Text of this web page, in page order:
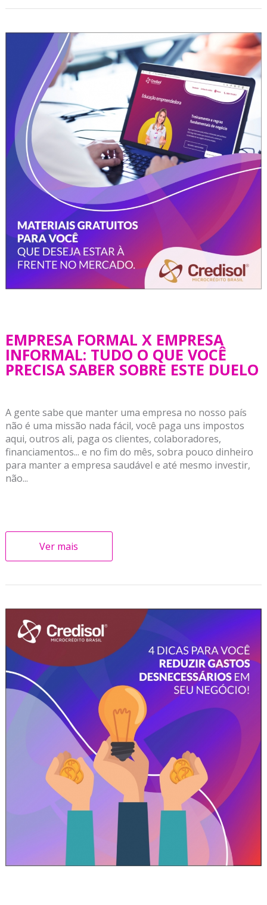
EMPRESA FORMAL X EMPRESA
INFORMAL: TUDO O QUE VOCÊ
PRECISA SABER SOBRE ESTE DUELO
A gente sabe que manter uma empresa no nosso país
não é uma missão nada fácil, você paga uns impostos
aqui, outros ali, paga os clientes, colaboradores,
financiamentos... e no fim do mês, sobra pouco dinheiro
para manter a empresa saudável e até mesmo investir,
não...
Ver mais